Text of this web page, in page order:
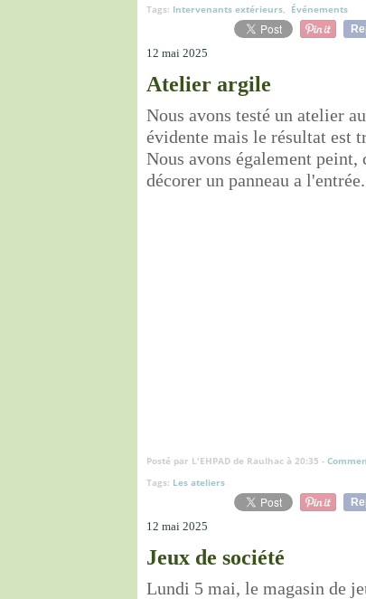
Tags: Intervenants extérieurs, Événements
12 mai 2025
Atelier argile
Nous avons testé un atelier
évidente mais le résultat est
Nous avons également
décorer un panneau a l'entrée.
Posté par L'EHPAD de Raulhac à 20:35 -
Tags: Les ateliers
12 mai 2025
Jeux de société
Lundi 5 mai, le magasin de